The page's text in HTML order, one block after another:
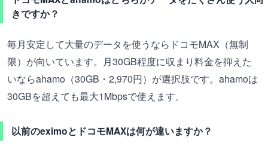
きですか？
毎月安定して大量のデータを使うならドコモMAX（無制
限）が向いています。月30GB程度に収まり料金を抑えた
いならahamo（30GB・2,970円）が選択肢です。ahamoは
30GBを超えても最大1Mbpsで使えます。
以前のeximoとドコモMAXは何が違いますか？